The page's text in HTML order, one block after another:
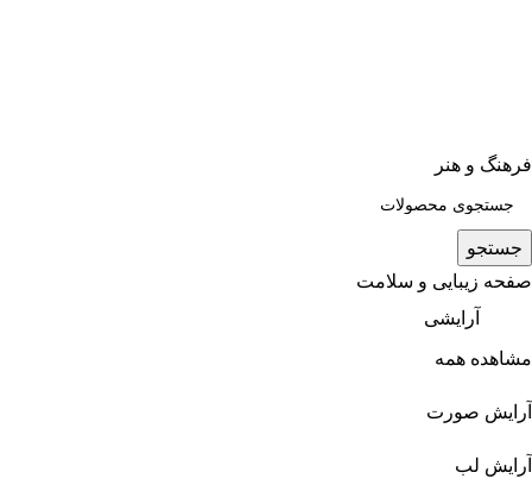
فرهنگ و هنر
جستجو
صفحه زیبایی و سلامت
آرایشی
مشاهده همه
آرایش صورت
آرایش لب